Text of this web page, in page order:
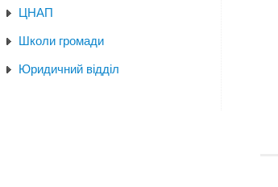
ЦНАП
Школи громади
Юридичний відділ